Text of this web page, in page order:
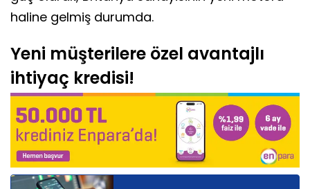
haline gelmiş durumda.
Yeni müşterilere özel avantajlı
ihtiyaç kredisi!